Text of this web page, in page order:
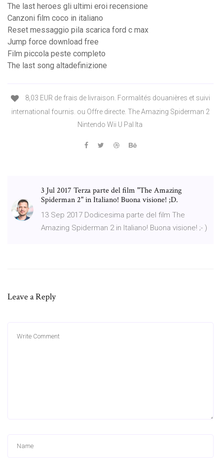
The last heroes gli ultimi eroi recensione
Canzoni film coco in italiano
Reset messaggio pila scarica ford c max
Jump force download free
Film piccola peste completo
The last song altadefinizione
8,03 EUR de frais de livraison. Formalités douanières et suivi
international fournis. ou Offre directe. The Amazing Spiderman 2
Nintendo Wii U Pal Ita
3 Jul 2017 Terza parte del film "The Amazing
Spiderman 2" in Italiano! Buona visione! ;D.
13 Sep 2017 Dodicesima parte del film The
Amazing Spiderman 2 in Italiano! Buona visione! ;- )
Leave a Reply